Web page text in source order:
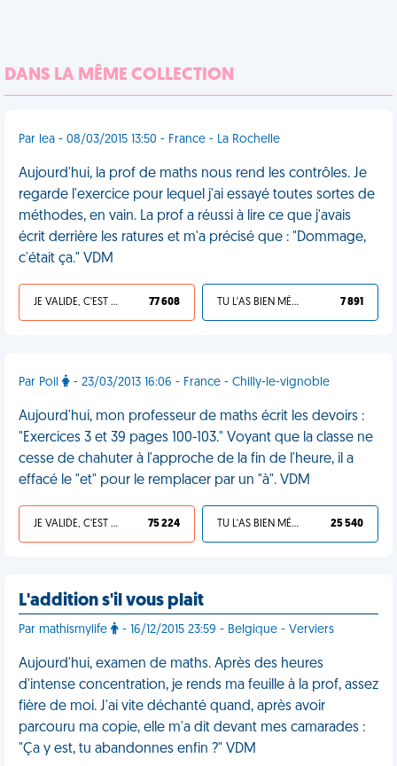
DANS LA MÊME COLLECTION
Par lea - 08/03/2015 13:50 - France - La Rochelle
Aujourd'hui, la prof de maths nous rend les contrôles. Je
regarde l'exercice pour lequel j'ai essayé toutes sortes de
méthodes, en vain. La prof a réussi à lire ce que j'avais
écrit derrière les ratures et m'a précisé que : "Dommage,
c'était ça." VDM
JE VALIDE, C'EST UNE VDM 77 608 TU L'AS BIEN MÉRITÉ 7 891
Par Poil - 23/03/2013 16:06 - France - Chilly-le-vignoble
Aujourd'hui, mon professeur de maths écrit les devoirs :
"Exercices 3 et 39 pages 100-103." Voyant que la classe ne
cesse de chahuter à l'approche de la fin de l'heure, il a
effacé le "et" pour le remplacer par un "à". VDM
JE VALIDE, C'EST UNE VDM 75 224 TU L'AS BIEN MÉRITÉ 25 540
L'addition s'il vous plait
Par mathismylife - 16/12/2015 23:59 - Belgique - Verviers
Aujourd'hui, examen de maths. Après des heures
d'intense concentration, je rends ma feuille à la prof, assez
fière de moi. J'ai vite déchanté quand, après avoir
parcouru ma copie, elle m'a dit devant mes camarades :
"Ça y est, tu abandonnes enfin ?" VDM